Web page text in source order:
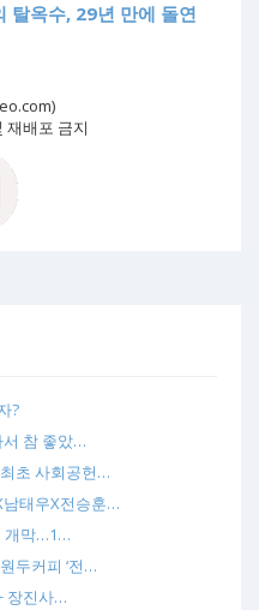
탈옥수, 29년 만에 돌연
배포 금지
?
서 참 좋았…
초 사회공헌…
남태우X전승훈…
개막…1…
두커피 ‘전…
장진사…